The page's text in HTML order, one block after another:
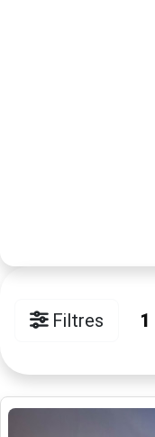
Filtres 1